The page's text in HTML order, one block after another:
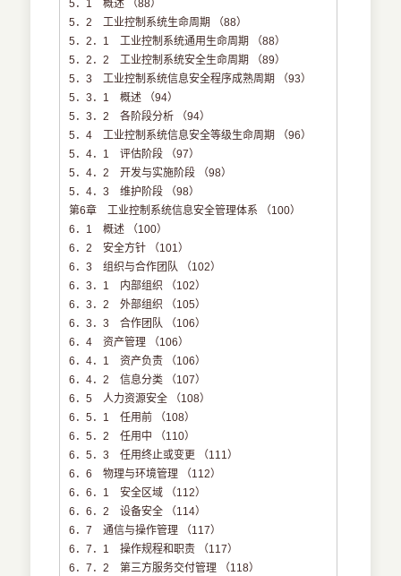
5．1 概述 （88）
5．2 工业控制系统生命周期 （88）
5．2．1 工业控制系统通用生命周期 （88）
5．2．2 工业控制系统安全生命周期 （89）
5．3 工业控制系统信息安全程序成熟周期 （93）
5．3．1 概述 （94）
5．3．2 各阶段分析 （94）
5．4 工业控制系统信息安全等级生命周期 （96）
5．4．1 评估阶段 （97）
5．4．2 开发与实施阶段 （98）
5．4．3 维护阶段 （98）
第6章 工业控制系统信息安全管理体系 （100）
6．1 概述 （100）
6．2 安全方针 （101）
6．3 组织与合作团队 （102）
6．3．1 内部组织 （102）
6．3．2 外部组织 （105）
6．3．3 合作团队 （106）
6．4 资产管理 （106）
6．4．1 资产负责 （106）
6．4．2 信息分类 （107）
6．5 人力资源安全 （108）
6．5．1 任用前 （108）
6．5．2 任用中 （110）
6．5．3 任用终止或变更 （111）
6．6 物理与环境管理 （112）
6．6．1 安全区域 （112）
6．6．2 设备安全 （114）
6．7 通信与操作管理 （117）
6．7．1 操作规程和职责 （117）
6．7．2 第三方服务交付管理 （118）